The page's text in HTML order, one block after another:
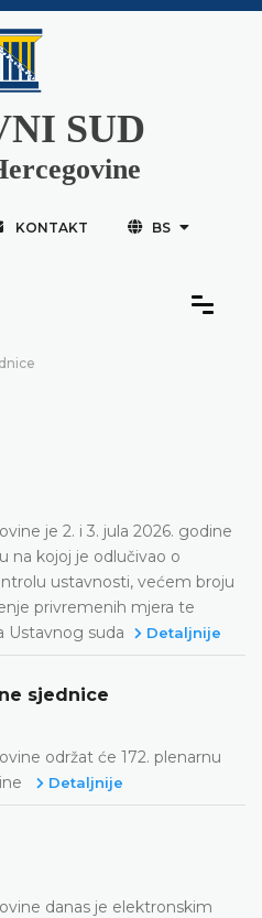
SUD
KONTAKT BS
je 2. i 3. jula 2026. godine
na kojoj je odlučivao o
ustavnosti, većem broju
privremenih mjera te
Ustavnog suda
Detaljnije
sjednice
održat će 172. plenarnu
Detaljnije
danas je elektronskim